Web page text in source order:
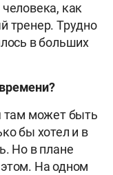
как
тренер. Трудно
в больших
там может быть
бы хотел и в
Но в плане
На одном